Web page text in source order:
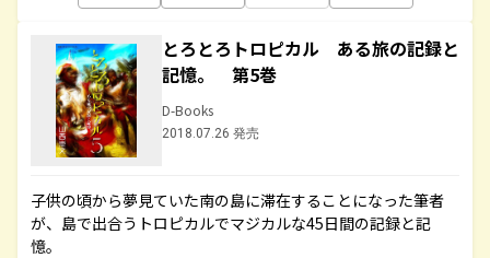
とろとろトロピカル ある旅の記録と
記憶。 第5巻
D-Books
2018.07.26 発売
子供の頃から夢見ていた南の島に滞在することになった筆者
が、島で出合うトロピカルでマジカルな45日間の記録と記
憶。